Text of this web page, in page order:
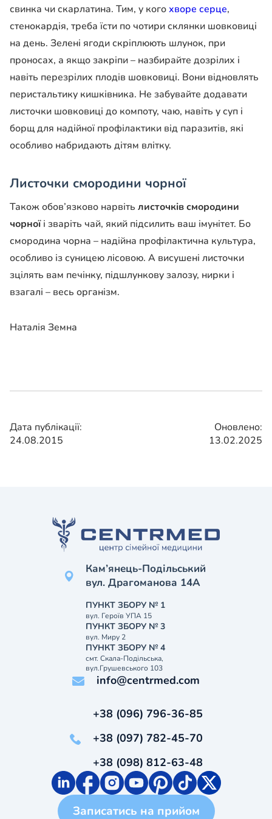
свинка чи скарлатина. Тим, у кого хворе серце,
стенокардія, треба їсти по чотири склянки шовковиці
на день. Зелені ягоди скріплюють шлунок, при
проносах, а якщо закріпи – назбирайте дозрілих і
навіть перезрілих плодів шовковиці. Вони відновлять
перистальтику кишківника. Не забувайте додавати
листочки шовковиці до компоту, чаю, навіть у суп і
борщ для надійної профілактики від паразитів, які
особливо набридають дітям влітку.
Листочки смородини чорної
Також обов’язково нарвіть листочків смородини
чорноїі зваріть чай, який підсилить ваш імунітет. Бо
смородина чорна – надійна профілактична культура,
особливо із суницею лісовою. А висушені листочки
зцілять вам печінку, підшлункову залозу, нирки і
взагалі – весь організм.
Наталія Земна
Дата публікації:
24.08.2015
Оновлено:
13.02.2025
Кам’янець-Подільський
вул. Драгоманова 14А
ПУНКТ ЗБОРУ № 1
вул. Героїв УПА 15
ПУНКТ ЗБОРУ № 3
вул. Миру 2
ПУНКТ ЗБОРУ № 4
смт. Скала-Подільська,
вул.Грушевського 103
info@centrmed.com
+38 (096) 796-36-85
+38 (097) 782-45-70
+38 (098) 812-63-48
Записатись на прийом